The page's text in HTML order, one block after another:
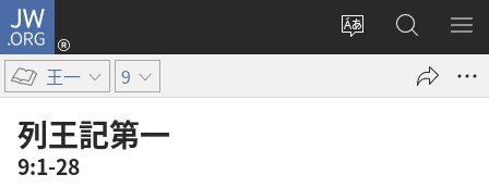
JW.ORG
サ
ト
ロ
グ
ン
JW.ORG
の
検
メ
を
王一 9
列王記​第​一
9:1-28